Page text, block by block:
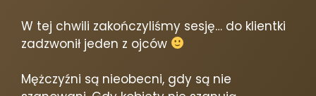
W tej chwili zakończyliśmy sesję… do klientki
zadzwonił jeden z ojców
Mężczyźni są nieobecni, gdy są nie